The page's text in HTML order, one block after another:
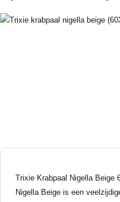
Trixie Krabpaal Nigella Beige
Nigella Beige is een